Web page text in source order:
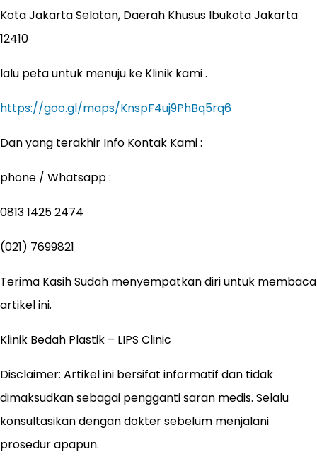
Kota Jakarta Selatan, Daerah Khusus Ibukota Jakarta
12410
lalu peta untuk menuju ke Klinik kami .
https://goo.gl/maps/KnspF4uj9PhBq5rq6
Dan yang terakhir Info Kontak Kami :
phone / Whatsapp :
0813 1425 2474
(021) 7699821
Terima Kasih Sudah menyempatkan diri untuk membaca
artikel ini.
Klinik Bedah Plastik – LIPS Clinic
Disclaimer: Artikel ini bersifat informatif dan tidak
dimaksudkan sebagai pengganti saran medis. Selalu
konsultasikan dengan dokter sebelum menjalani
prosedur apapun.